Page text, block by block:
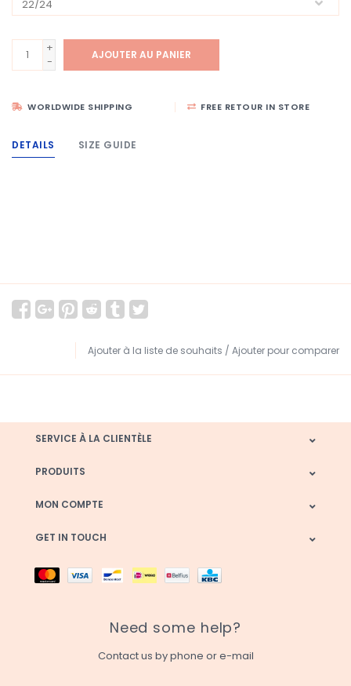
+
-
AJOUTER AU PANIER
WORLDWIDE SHIPPING FREE RETOUR IN STORE
DETAILS SIZE GUIDE
Ajouter à la liste de souhaits / Ajouter pour comparer
SERVICE À LA CLIENTÈLE
PRODUITS
MON COMPTE
GET IN TOUCH
Need some help?
Contact us by phone or e-mail